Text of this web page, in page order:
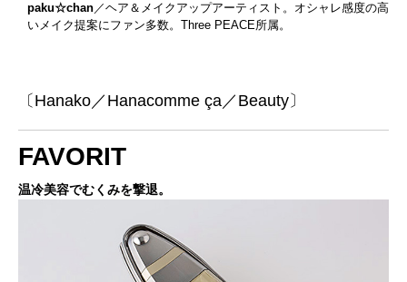
paku☆chan／ヘア＆メイクアップアーティスト。オシャレ感度の高
いメイク提案にファン多数。Three PEACE所属。
〔Hanako／Hanacomme ça／Beauty〕
FAVORIT
温冷美容でむくみを撃退。